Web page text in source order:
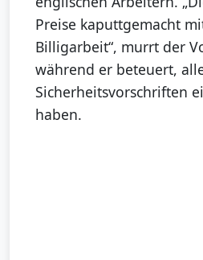
Preise kaputtgemacht
Billigarbeit“, murrt der
während er beteuert,
Sicherheitsvorschriften
haben.